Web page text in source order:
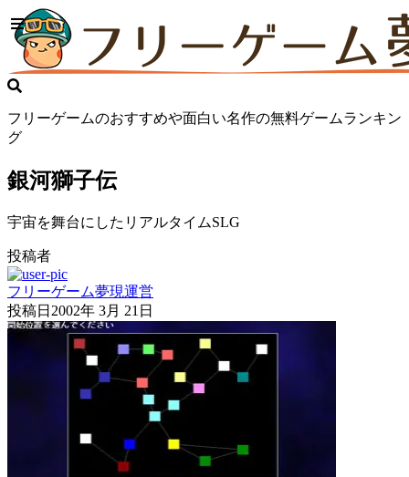
フリーゲームのおすすめや面白い名作の無料ゲームランキン
グ
銀河獅子伝
宇宙を舞台にしたリアルタイムSLG
投稿者
フリーゲーム夢現運営
投稿日 2002年 3月 21日